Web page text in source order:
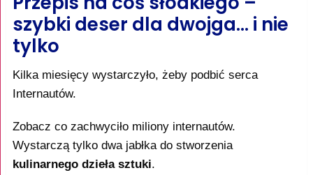
szybki deser dla dwojga… i nie
tylko
Kilka miesięcy wystarczyło, żeby podbić serca
Internautów.
Zobacz co zachwyciło miliony internautów.
Wystarczą tylko dwa jabłka do stworzenia
kulinarnego dzieła sztuki.